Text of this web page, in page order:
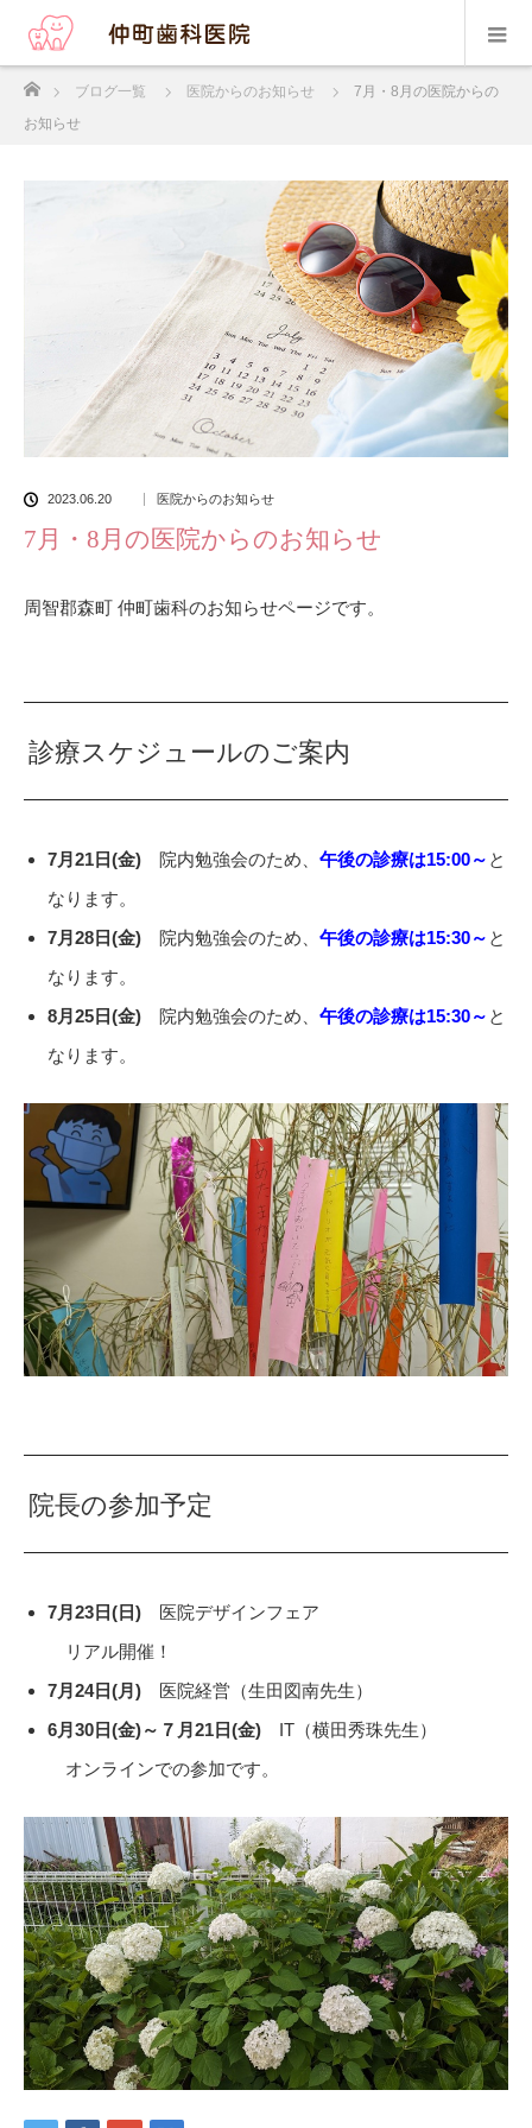
ブログ一覧 医院からのお知らせ
7月・8月の医院からの
お知らせ
2023.06.20 医院からのお知らせ
7月・8月の医院からのお知らせ
周智郡森町 仲町歯科のお知らせページです。
診療スケジュールのご案内
7月21日(金)院内勉強会のため、 午後の診療は15:00～ と
なります。
7月28日(金) 院内勉強会のため、 午後の診療は15:30～ と
なります。
8月25日(金)院内勉強会のため、 午後の診療は15:30～ と
なります。
院長の参加予定
7月23日(日)医院デザインフェア
リアル開催！
7月24日(月) 医院経営（生田図南先生）
6月30日(金)～７月21日(金)IT（横田秀珠先生）
オンラインでの参加です。